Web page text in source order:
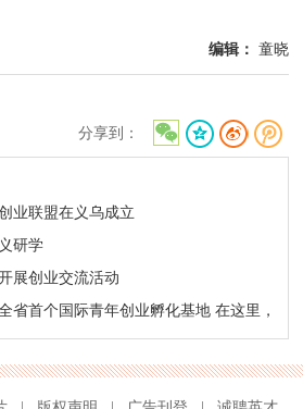
编辑： 童晓
分享到：
业联盟在义乌成立
研学
展创业交流活动
省首个国际青年创业孵化基地 在这里，